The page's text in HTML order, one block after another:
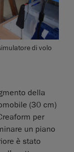
di volo
della
(30 cm)
per
un piano
è stato